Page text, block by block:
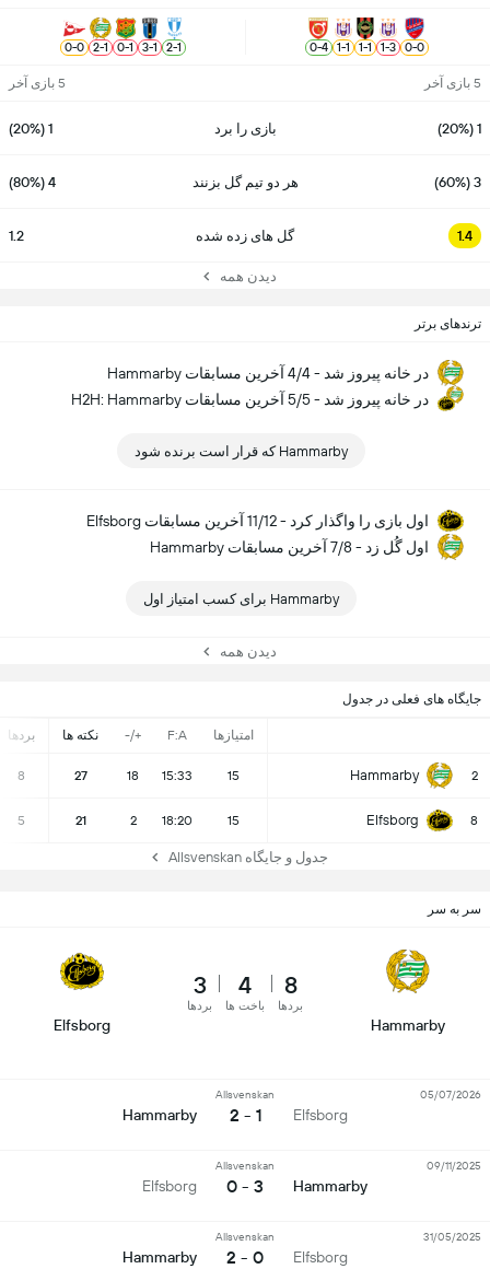
0
-
0
3
-
1
1
-
1
1
-
1
4
-
0
1
-
2
1
-
3
1
-
0
1
-
2
0
-
0
5 بازی آخر 5 بازی آخر
1 (20%) بازی را برد 1 (20%)
3 (60%) هر دو تیم گل بزنند 4 (80%)
1.4 گل های زده شده 1.2
دیدن همه
ترندهای برتر
Hammarby در خانه پیروز شد - 4/4 آخرین مسابقات
H2H: Hammarby در خانه پیروز شد - 5/5 آخرین مسابقات
Hammarby که قرار است برنده شود
Elfsborg اول بازی را واگذار کرد - 11/12 آخرین مسابقات
Hammarby اول گُل زد - 7/8 آخرین مسابقات
Hammarby برای کسب امتیاز اول
دیدن همه
جایگاه های فعلی در جدول
امتیازها F:A
+/- نکته ها بردها
2
Hammarby
15
15:33
18
27
8
8
Elfsborg
15
18:20
2
21
5
جدول و جایگاه Allsvenskan
سر به سر
Hammarby
8
بردها
4
باخت ها
3
بردها
Elfsborg
Elfsborg
Allsvenskan
1 - 2
Hammarby
05/07/2026
Hammarby
Allsvenskan
3 - 0
Elfsborg
09/11/2025
Elfsborg
Allsvenskan
0 - 2
Hammarby
31/05/2025